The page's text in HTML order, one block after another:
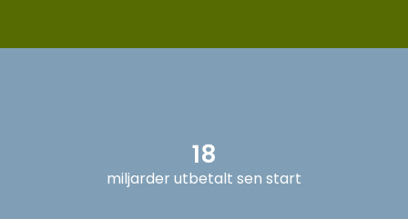
18
miljarder utbetalt sen start